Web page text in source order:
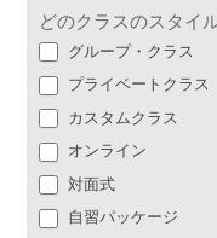
どのクラスのスタイ
グループ・クラス
プライベートクラス
カスタムクラス
オンライン
対面式
自習パッケージ